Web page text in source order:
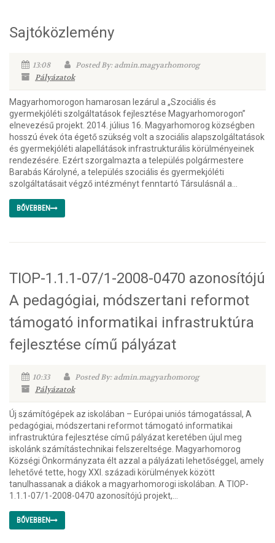
Sajtóközlemény
13:08
Posted By: admin.magyarhomorog
Pályázatok
Magyarhomorogon hamarosan lezárul a „Szociális és
gyermekjóléti szolgáltatások fejlesztése Magyarhomorogon”
elnevezésű projekt. 2014. július 16. Magyarhomorog községben
hosszú évek óta égető szükség volt a szociális alapszolgáltatások
és gyermekjóléti alapellátások infrastrukturális körülményeinek
rendezésére. Ezért szorgalmazta a település polgármestere
Barabás Károlyné, a település szociális és gyermekjóléti
szolgáltatásait végző intézményt fenntartó Társulásnál a...
BŐVEBBEN
TIOP-1.1.1-07/1-2008-0470 azonosítójú
A pedagógiai, módszertani reformot
támogató informatikai infrastruktúra
fejlesztése című pályázat
10:33
Posted By: admin.magyarhomorog
Pályázatok
Új számítógépek az iskolában – Európai uniós támogatással, A
pedagógiai, módszertani reformot támogató informatikai
infrastruktúra fejlesztése című pályázat keretében újul meg
iskolánk számítástechnikai felszereltsége. Magyarhomorog
Községi Önkormányzata élt azzal a pályázati lehetőséggel, amely
lehetővé tette, hogy XXI. századi körülmények között
tanulhassanak a diákok a magyarhomorogi iskolában. A TIOP-
1.1.1-07/1-2008-0470 azonosítójú projekt,...
BŐVEBBEN